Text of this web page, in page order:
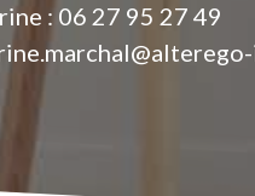
: 06 27 95 27 49